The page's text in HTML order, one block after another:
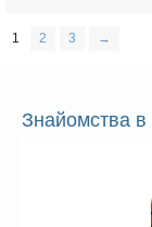
1 2 3 →
Знайомства в